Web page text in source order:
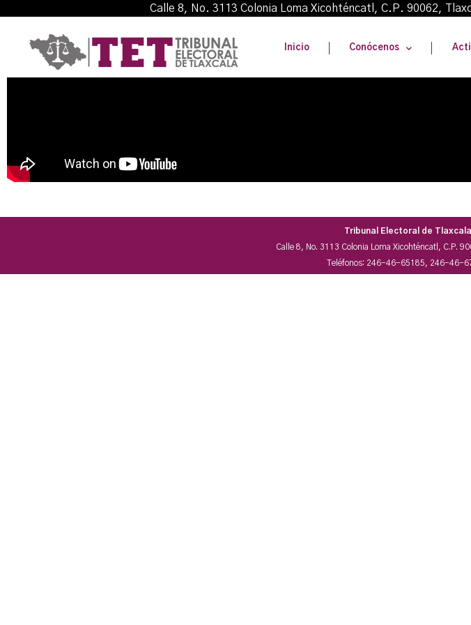
Calle 8, No. 3113 Colonia Loma Xicohténcatl, C.P.
Inicio Conócenos
Tribunal Electoral de Tlaxcala
Calle 8, No. 3113 Colonia Loma Xicohténcatl, C.P.
Teléfonos: 246-46-65185, 246-46-